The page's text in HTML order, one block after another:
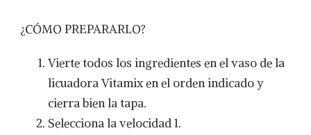
¿CÓMO PREPARARLO?
Vierte todos los ingredientes en el vaso de la
licuadora Vitamix en el orden indicado y
cierra bien la tapa.
Selecciona la velocidad 1.